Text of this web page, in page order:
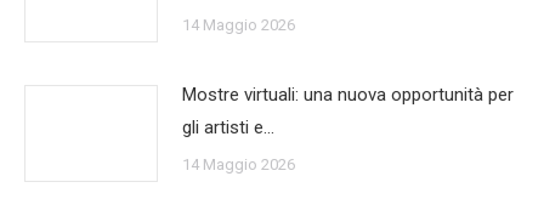
14 Maggio 2026
Mostre virtuali: una nuova opportunità per
gli artisti e…
14 Maggio 2026